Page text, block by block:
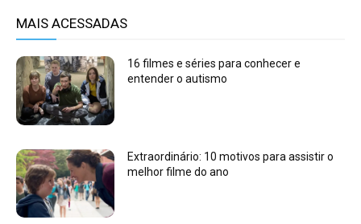
MAIS ACESSADAS
16 filmes e séries para conhecer e
entender o autismo
Extraordinário: 10 motivos para assistir o
melhor filme do ano